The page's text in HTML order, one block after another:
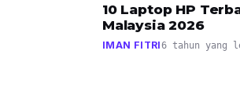
10 Laptop HP
Malaysia 2026
IMAN FITRI6 tahun yang